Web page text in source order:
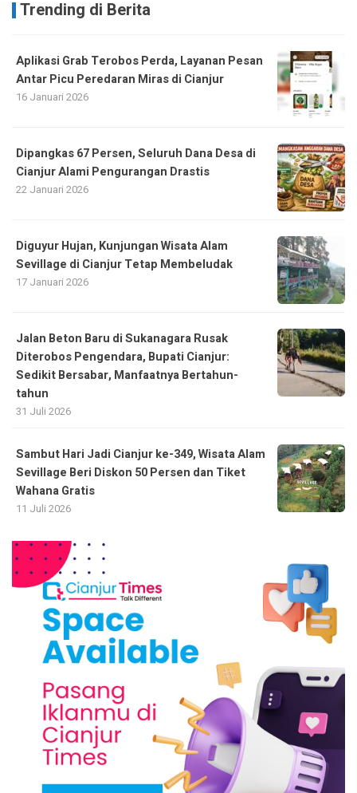
Trending di Berita
Aplikasi Grab Terobos Perda, Layanan Pesan
Antar Picu Peredaran Miras di Cianjur
16 Januari 2026
Dipangkas 67 Persen, Seluruh Dana Desa di
Cianjur Alami Pengurangan Drastis
22 Januari 2026
Diguyur Hujan, Kunjungan Wisata Alam
Sevillage di Cianjur Tetap Membeludak
17 Januari 2026
Jalan Beton Baru di Sukanagara Rusak
Diterobos Pengendara, Bupati Cianjur:
Sedikit Bersabar, Manfaatnya Bertahun-
tahun
31 Juli 2026
Sambut Hari Jadi Cianjur ke-349, Wisata Alam
Sevillage Beri Diskon 50 Persen dan Tiket
Wahana Gratis
11 Juli 2026